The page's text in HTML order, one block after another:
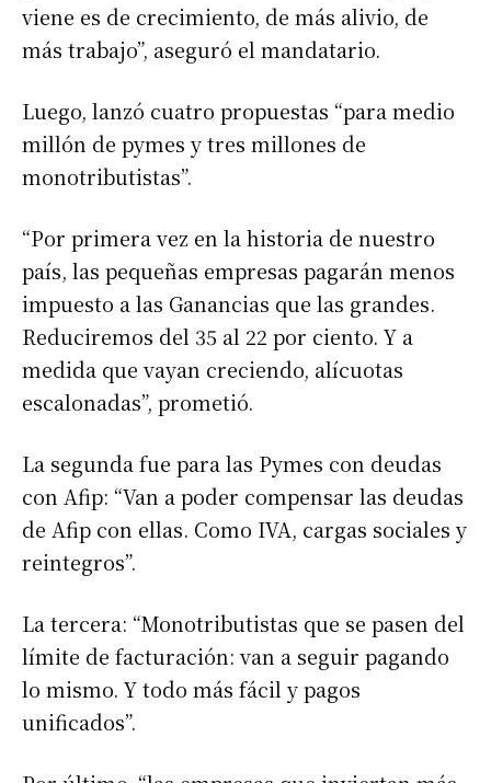
viene es de crecimiento, de más alivio, de
más trabajo”, aseguró el mandatario.
Luego, lanzó cuatro propuestas “para medio
millón de pymes y tres millones de
monotributistas”.
“Por primera vez en la historia de nuestro
país, las pequeñas empresas pagarán menos
impuesto a las Ganancias que las grandes.
Reduciremos del 35 al 22 por ciento. Y a
medida que vayan creciendo, alícuotas
escalonadas”, prometió.
La segunda fue para las Pymes con deudas
con Afip: “Van a poder compensar las deudas
de Afip con ellas. Como IVA, cargas sociales y
reintegros”.
La tercera: “Monotributistas que se pasen del
límite de facturación: van a seguir pagando
lo mismo. Y todo más fácil y pagos
unificados”.